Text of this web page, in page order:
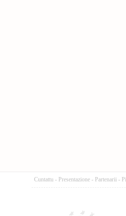
Cuntattu - Presentazione - Partenarii -